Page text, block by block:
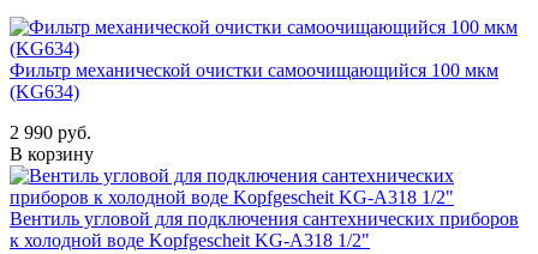
Фильтр механической очистки самоочищающийся 100 мкм
(KG634)
2 990 руб.
В корзину
Вентиль угловой для подключения сантехнических приборов
к холодной воде Kopfgescheit KG-A318 1/2"